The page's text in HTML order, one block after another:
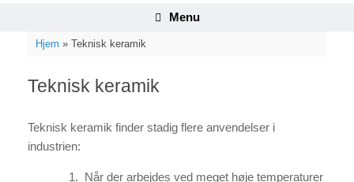
Menu
Hjem » Teknisk keramik
Teknisk keramik
Teknisk keramik finder stadig flere anvendelser i
industrien:
Når der arbejdes ved meget høje temperaturer